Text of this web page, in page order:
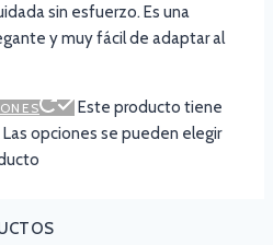
sin esfuerzo. Es una
y muy fácil de adaptar al
Este producto tiene
opciones se pueden elegir